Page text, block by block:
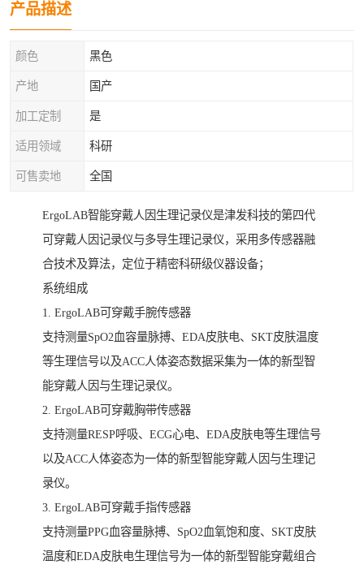
产品描述
颜色 黑色
产地 国产
加工定制 是
适用领域 科研
可售卖地 全国
ErgoLAB智能穿戴人因生理记录仪是津发科技的第四代
可穿戴人因记录仪与多导生理记录仪，采用多传感器融
合技术及算法，定位于精密科研级仪器设备；
系统组成
1. ErgoLAB可穿戴手腕传感器
支持测量SpO2血容量脉搏、EDA皮肤电、SKT皮肤温度
等生理信号以及ACC人体姿态数据采集为一体的新型智
能穿戴人因与生理记录仪。
2. ErgoLAB可穿戴胸带传感器
支持测量RESP呼吸、ECG心电、EDA皮肤电等生理信号
以及ACC人体姿态为一体的新型智能穿戴人因与生理记
录仪。
3. ErgoLAB可穿戴手指传感器
支持测量PPG血容量脉搏、SpO2血氧饱和度、SKT皮肤
温度和EDA皮肤电生理信号为一体的新型智能穿戴组合